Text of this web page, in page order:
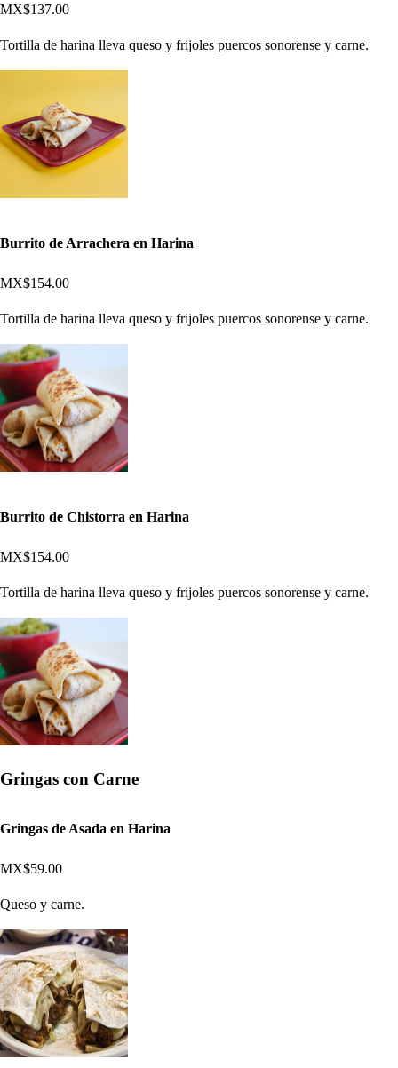
MX$137.00
Tortilla de harina lleva queso y frijoles puercos sonorense y carne.
Burrito de Arrachera en Harina
MX$154.00
Tortilla de harina lleva queso y frijoles puercos sonorense y carne.
Burrito de Chistorra en Harina
MX$154.00
Tortilla de harina lleva queso y frijoles puercos sonorense y carne.
Gringas con Carne
Gringas de Asada en Harina
MX$59.00
Queso y carne.